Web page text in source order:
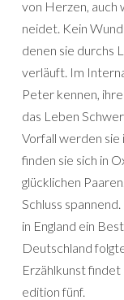
von Herzen, auch
neidet. Kein
denen sie durchs
verläuft. Im
Peter kennen,
das Leben
Vorfall werden
finden sie sich in
glücklichen
Schluss
in England ein
Deutschland
Erzählkunst
edition fünf.